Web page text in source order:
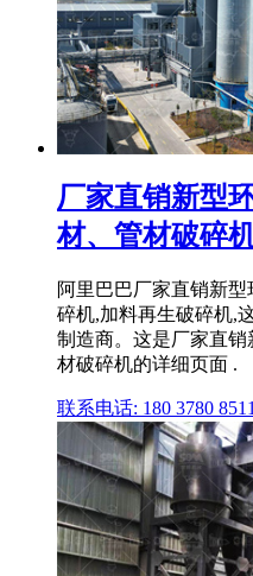
厂家直销新型
材、管材破碎
阿里巴巴厂家直销新
碎机,加料再生破碎机,
制造商。这是厂家直
材破碎机的详细页面 .
联系电话: 180 3780 8511